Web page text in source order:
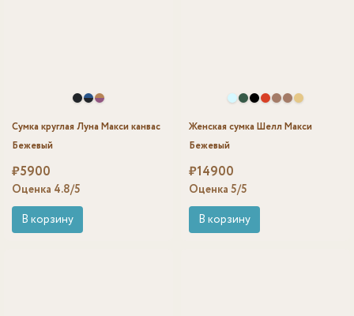
Сумка круглая Луна Макси канвас
Бежевый
₽5900
Оценка 4.8/5
В корзину
Женская сумка Шелл Макси
Бежевый
₽14900
Оценка 5/5
В корзину